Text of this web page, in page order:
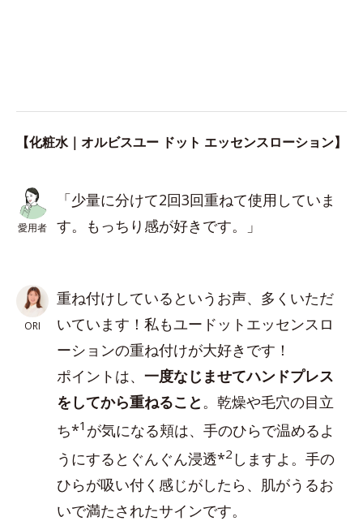
【化粧水｜オルビスユー ドット エッセンスローション】
愛用者
「少量に分けて2回3回重ねて使用していま
す。もっちり感が好きです。」
ORI
重ね付けしているというお声、多くいただ
いています！私もユードットエッセンスロ
ーションの重ね付けが大好きです！
ポイントは、 一度なじませてハンドプレス
をしてから重ねること 。乾燥や毛穴の目立
ち*1 が気になる頬は、手のひらで温めるよ
うにするとぐんぐん浸透*2 しますよ。手の
ひらが吸い付く感じがしたら、肌がうるお
いで満たされたサインです。